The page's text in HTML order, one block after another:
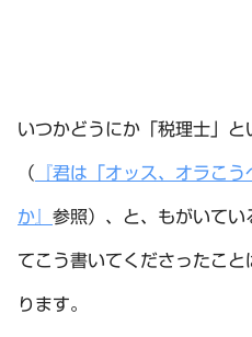
いつかどうにか「税理士」
（ 『君は「オッス、オラこ
か』 参照）、と、もがいて
てこう書いてくださったこ
ります。